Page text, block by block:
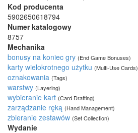
Kod producenta
5902650618794
Numer katalogowy
8757
Mechanika
bonusy na koniec gry (End Game Bonuses)
karty wielokrotnego użytku (Multi-Use Cards)
oznakowania (Tags)
warstwy (Layering)
wybieranie kart (Card Drafting)
zarządzanie ręką (Hand Management)
zbieranie zestawów (Set Collection)
Wydanie